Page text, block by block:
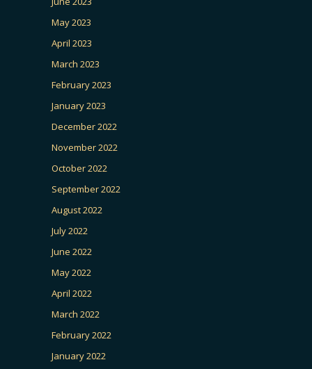
May 2023
April 2023
March 2023
February 2023
January 2023
December 2022
November 2022
October 2022
September 2022
August 2022
July 2022
June 2022
May 2022
April 2022
March 2022
February 2022
January 2022